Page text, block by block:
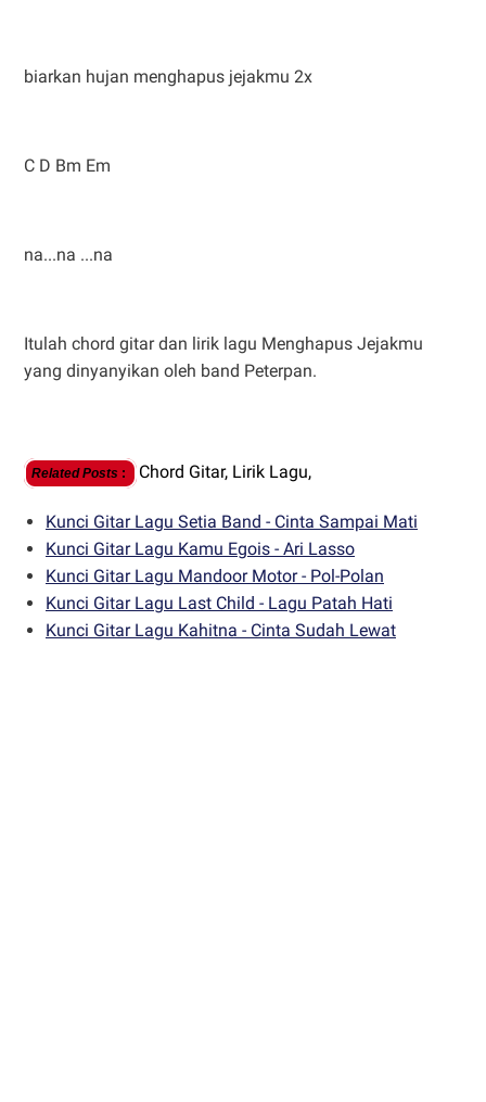
biarkan hujan menghapus jejakmu 2x
C D Bm Em
na...na ...na
Itulah chord gitar dan lirik lagu Menghapus Jejakmu
yang dinyanyikan oleh band Peterpan.
Related Posts : Chord Gitar, Lirik Lagu,
Kunci Gitar Lagu Setia Band - Cinta Sampai Mati
Kunci Gitar Lagu Kamu Egois - Ari Lasso
Kunci Gitar Lagu Mandoor Motor - Pol-Polan
Kunci Gitar Lagu Last Child - Lagu Patah Hati
Kunci Gitar Lagu Kahitna - Cinta Sudah Lewat